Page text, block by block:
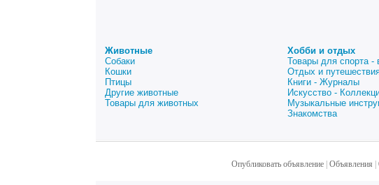
Животные
Собаки
Кошки
Птицы
Другие животные
Товары для животных
Хобби и отдых
Товары для спорта -
Отдых и
Книги - Журналы
Искусство -
Музыкальные
Знакомства
Опубликовать объявление| Объявления